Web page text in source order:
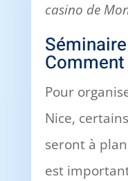
casino de
Comment
Pour
Nice,
seront à
est